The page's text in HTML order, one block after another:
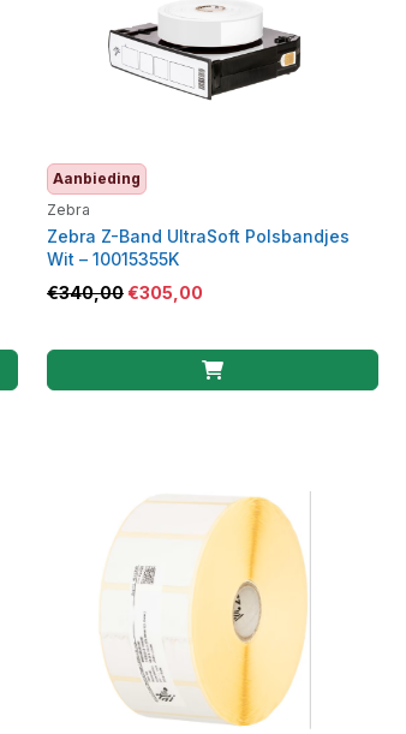
Aanbieding
Zebra
Zebra Z-Band UltraSoft Polsbandjes
Wit – 10015355K
€340,00€305,00